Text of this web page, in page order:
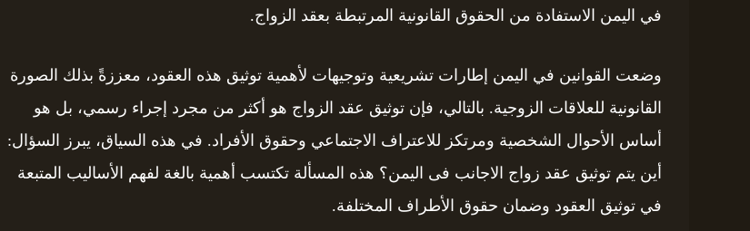
في اليمن الاستفادة من الحقوق القانونية المرتبطة بعقد الزواج.
وضعت القوانين في اليمن إطارات تشريعية وتوجيهات لأهمية توثيق هذه العقود، معززةً بذلك الصورة
القانونية للعلاقات الزوجية. بالتالي، فإن توثيق عقد الزواج هو أكثر من مجرد إجراء رسمي، بل هو
أساس الأحوال الشخصية ومرتكز للاعتراف الاجتماعي وحقوق الأفراد. في هذه السياق، يبرز السؤال:
أين يتم توثيق عقد زواج الاجانب فى اليمن؟ هذه المسألة تكتسب أهمية بالغة لفهم الأساليب المتبعة
في توثيق العقود وضمان حقوق الأطراف المختلفة.